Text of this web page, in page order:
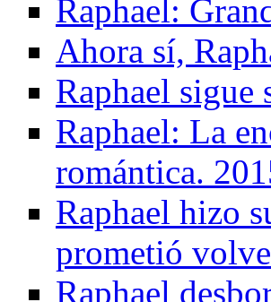
Raphael:
Ahora sí,
Raphael sigue
Raphael: La
romántica.
Raphael hizo
prometió
Raphael